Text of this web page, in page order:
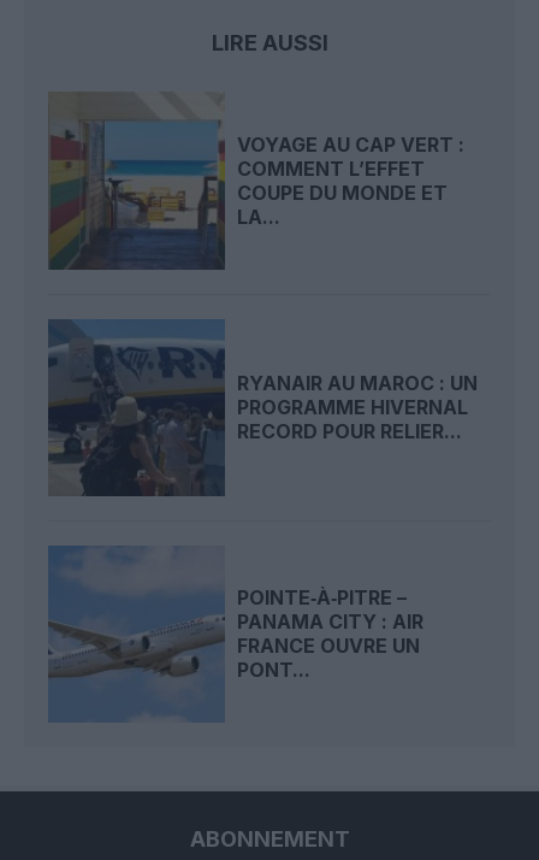
LIRE AUSSI
VOYAGE AU CAP VERT :
COMMENT L’EFFET
COUPE DU MONDE ET
LA...
RYANAIR AU MAROC : UN
PROGRAMME HIVERNAL
RECORD POUR RELIER...
POINTE‑À‑PITRE –
PANAMA CITY : AIR
FRANCE OUVRE UN
PONT...
ABONNEMENT